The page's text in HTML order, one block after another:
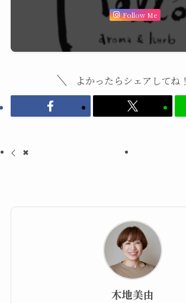
Follow Me
よかったらシェアしてね！
✖
木地美由